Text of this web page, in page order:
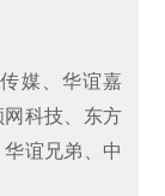
媒、华谊嘉
科技、东方
谊兄弟、中